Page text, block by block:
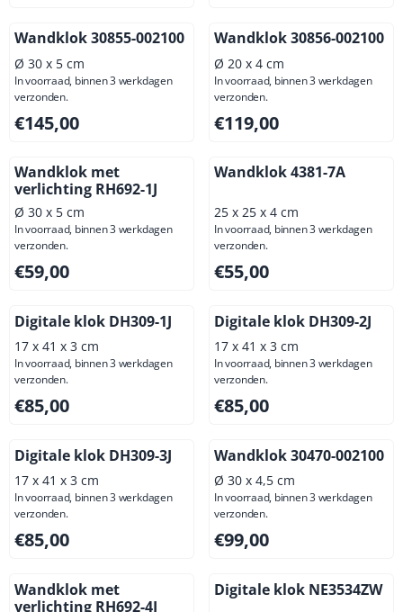
Wandklok 30855-002100
Ø 30 x 5 cm
In voorraad, binnen 3 werkdagen
verzonden.
Prijs: 145,00, exclusief btw: 119,83
€145,00
Wandklok 30856-002100
Ø 20 x 4 cm
In voorraad, binnen 3 werkdagen
verzonden.
Prijs: 119,00, exclusief btw:
€119,00
Wandklok met
verlichting RH692-1J
Ø 30 x 5 cm
In voorraad, binnen 3 werkdagen
verzonden.
Prijs: 59,00, exclusief btw: 48,76
€59,00
Wandklok 4381-7A
25 x 25 x 4 cm
In voorraad, binnen 3 werkdagen
verzonden.
Prijs: 55,00, exclusief btw:
€55,00
Digitale klok DH309-1J
17 x 41 x 3 cm
In voorraad, binnen 3 werkdagen
verzonden.
Prijs: 85,00, exclusief btw: 70,25
€85,00
Digitale klok DH309-2J
17 x 41 x 3 cm
In voorraad, binnen 3 werkdagen
verzonden.
Prijs: 85,00, exclusief btw:
€85,00
Digitale klok DH309-3J
17 x 41 x 3 cm
In voorraad, binnen 3 werkdagen
verzonden.
Prijs: 85,00, exclusief btw: 70,25
€85,00
Wandklok 30470-002100
Ø 30 x 4,5 cm
In voorraad, binnen 3 werkdagen
verzonden.
Prijs: 99,00, exclusief btw:
€99,00
Wandklok met
verlichting RH692-4J
Digitale klok NE3534ZW